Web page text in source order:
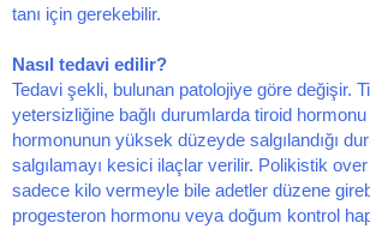
tanı için gerekebilir.
Nasıl tedavi edilir?
Tedavi şekli, bulunan patolojiye göre değişir.
yetersizliğine bağlı durumlarda tiroid
hormonunun yüksek düzeyde salgılandığı
salgılamayı kesici ilaçlar verilir. Polikistik
sadece kilo vermeyle bile adetler düzene
progesteron hormonu veya doğum kontrol